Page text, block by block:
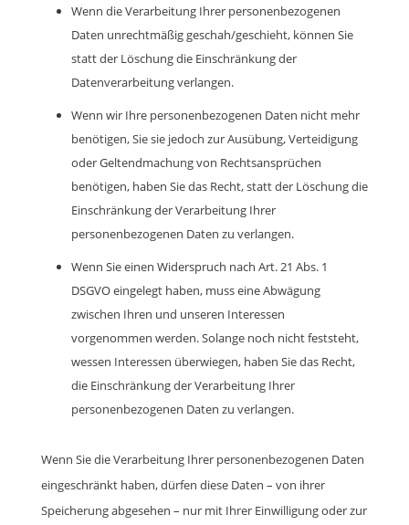
Wenn die Verarbeitung Ihrer personenbezogenen
Daten unrechtmäßig geschah/geschieht, können Sie
statt der Löschung die Einschränkung der
Datenverarbeitung verlangen.
Wenn wir Ihre personenbezogenen Daten nicht mehr
benötigen, Sie sie jedoch zur Ausübung, Verteidigung
oder Geltendmachung von Rechtsansprüchen
benötigen, haben Sie das Recht, statt der Löschung die
Einschränkung der Verarbeitung Ihrer
personenbezogenen Daten zu verlangen.
Wenn Sie einen Widerspruch nach Art. 21 Abs. 1
DSGVO eingelegt haben, muss eine Abwägung
zwischen Ihren und unseren Interessen
vorgenommen werden. Solange noch nicht feststeht,
wessen Interessen überwiegen, haben Sie das Recht,
die Einschränkung der Verarbeitung Ihrer
personenbezogenen Daten zu verlangen.
Wenn Sie die Verarbeitung Ihrer personenbezogenen Daten
eingeschränkt haben, dürfen diese Daten – von ihrer
Speicherung abgesehen – nur mit Ihrer Einwilligung oder zur